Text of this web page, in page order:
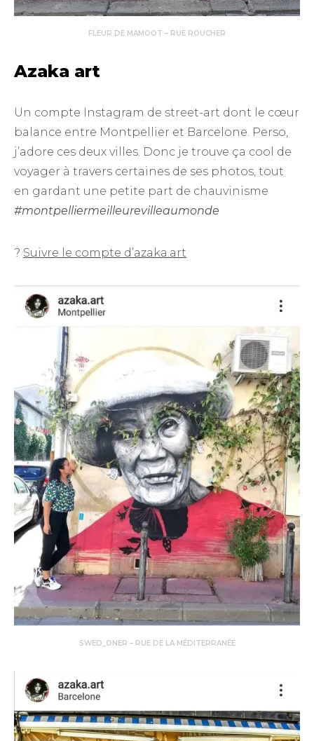
FLEUR DE MAMOOT – RUE ROUCHER
Azaka art
Un compte Instagram de street-art dont le cœur
balance entre Montpellier et Barcelone. Perso,
j’adore ces deux villes. Donc je trouve ça cool de
voyager à travers certaines de ses photos, tout
en gardant une petite part de chauvinisme
#montpelliermeilleurevilleaumonde
? Suivre le compte d’azaka.art
SWED_ONER – RUE DE LA MÉDITERRANÉE